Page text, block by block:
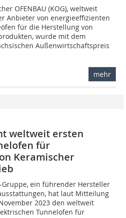
OFENBAU (KOG), weltweit
Anbieter von energieeffizienten
für die Herstellung von
wurde mit dem
Außenwirtschaftspreis
mehr
weltweit ersten
für
Keramischer
Gruppe, ein führender Hersteller
hat laut Mitteilung
2023 den weltweit
Tunnelofen für